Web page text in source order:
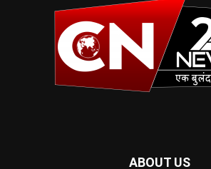
ABOUT US